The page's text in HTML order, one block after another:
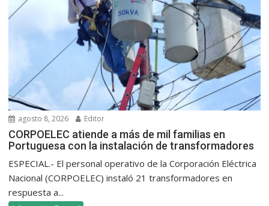
agosto 8, 2026 Editor
CORPOELEC atiende a más de mil familias en
Portuguesa con la instalación de transformadores
ESPECIAL.- El personal operativo de la Corporación Eléctrica
Nacional (CORPOELEC) instaló 21 transformadores en
respuesta a...